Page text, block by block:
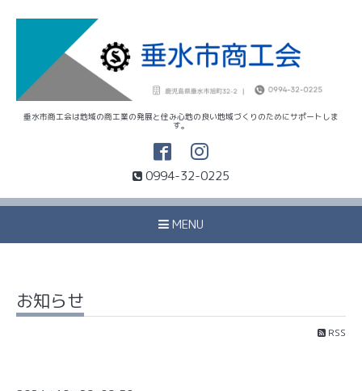
垂水市商工会は地域の商工業の発展と住み心地の良い地域づくりのためにサポートしま
す。
0994-32-0225
MENU
お知らせ
RSS